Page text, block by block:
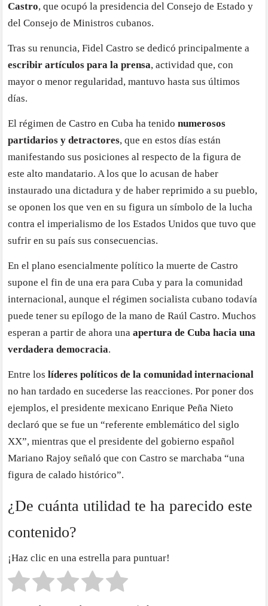
Castro, que ocupó la presidencia del Consejo de Estado y
del Consejo de Ministros cubanos.
Tras su renuncia, Fidel Castro se dedicó principalmente a
escribir artículos para la prensa, actividad que, con
mayor o menor regularidad, mantuvo hasta sus últimos
días.
El régimen de Castro en Cuba ha tenidonumerosos
partidarios y detractores, que en estos días están
manifestando sus posiciones al respecto de la figura de
este alto mandatario. A los que lo acusan de haber
instaurado una dictadura y de haber reprimido a su pueblo,
se oponen los que ven en su figura un símbolo de la lucha
contra el imperialismo de los Estados Unidos que tuvo que
sufrir en su país sus consecuencias.
En el plano esencialmente político la muerte de Castro
supone el fin de una era para Cuba y para la comunidad
internacional, aunque el régimen socialista cubano todavía
puede tener su epílogo de la mano de Raúl Castro. Muchos
esperan a partir de ahora unaapertura de Cuba hacia una
verdadera democracia.
Entre loslíderes políticos de la comunidad internacional
no han tardado en sucederse las reacciones. Por poner dos
ejemplos, el presidente mexicano Enrique Peña Nieto
declaró que se fue un “referente emblemático del siglo
XX”, mientras que el presidente del gobierno español
Mariano Rajoy señaló que con Castro se marchaba “una
figura de calado histórico”.
¿De cuánta utilidad te ha parecido este
contenido?
¡Haz clic en una estrella para puntuar!